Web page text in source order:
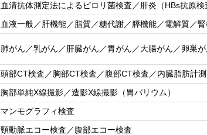
血清抗体測定法によるピロリ菌検査／肝炎（HBs抗原検
血液一般／肝機能／脂質／糖代謝／膵機能／電解質／
肺がん／乳がん／肝臓がん／胃がん／大腸がん／卵巣
頭部CT検査／胸部CT検査／腹部CT検査／内臓脂肪計
胸部単純X線撮影／造影X線撮影（胃バリウム）
マンモグラフィ検査
頸動脈エコー検査／腹部エコー検査